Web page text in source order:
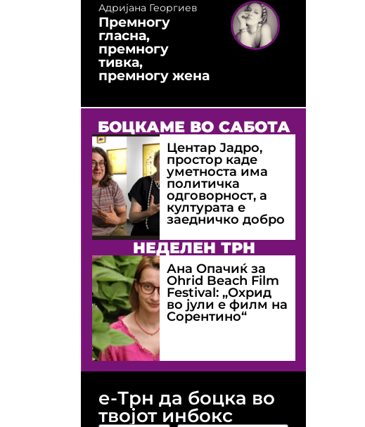
Адријана Георгиев
Премногу
гласна,
премногу
тивка,
премногу жена
БОЦКАМЕ ВО САБОТА
Центар Јадро,
простор каде
уметноста има
политичка
одговорност, а
културата е
заедничко добро
НЕДЕЛЕН ТРН
Ана Опачиќ за
Оhrid Beach Film
Festival: „Охрид
во јули е филм на
Сорентино“
е-Трн да боцка во
твојот инбокс